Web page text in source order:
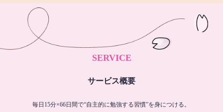
SERVICE
サービス概要
毎日15分×66日間で“自主的に勉強する習慣”を身につける。